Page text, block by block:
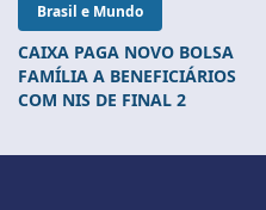
Brasil e Mundo
CAIXA PAGA NOVO BOLSA
FAMÍLIA A BENEFICIÁRIOS
COM NIS DE FINAL 2